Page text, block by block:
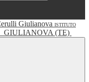
ISTITUTO
GIULIANOVA (TE)